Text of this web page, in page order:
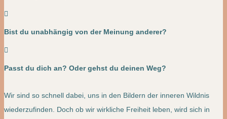

Bist du unabhängig von der Meinung anderer?

Passt du dich an? Oder gehst du deinen Weg?
Wir sind so schnell dabei, uns in den Bildern der inneren Wildnis
wiederzufinden. Doch ob wir wirkliche Freiheit leben, wird sich in